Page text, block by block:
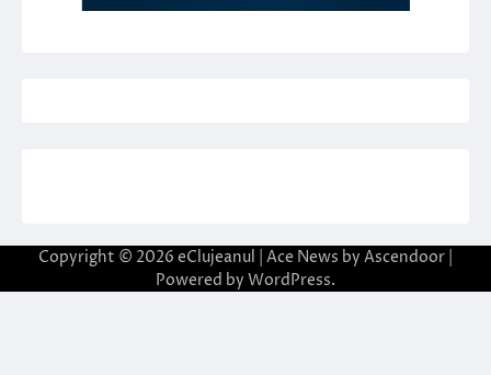
Copyright © 2026 eClujeanul | Ace News by Ascendoor
Powered by WordPress.